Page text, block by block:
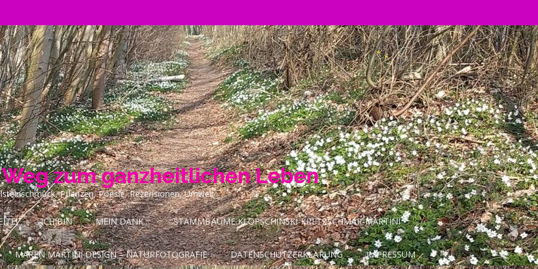
zum ganzheitlichen Leben
Pflanzen, Poesie, Rezensionen, Umwelt
ICH BIN MEIN DANK… STAMMBÄUME KLOPSCHINSKI-KRETZSCHMAR-MARTINI
MAREN MARTINI DESIGN – NATURFOTOGRAFIE DATENSCHUTZERKLÄRUNG IMPRESSUM